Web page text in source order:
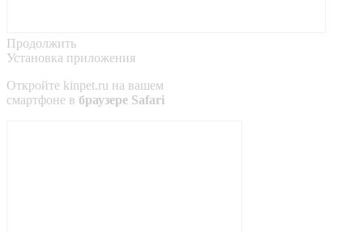
Продолжить
Установка приложения
Откройте kinpet.ru на вашем
смартфоне в браузере Safari